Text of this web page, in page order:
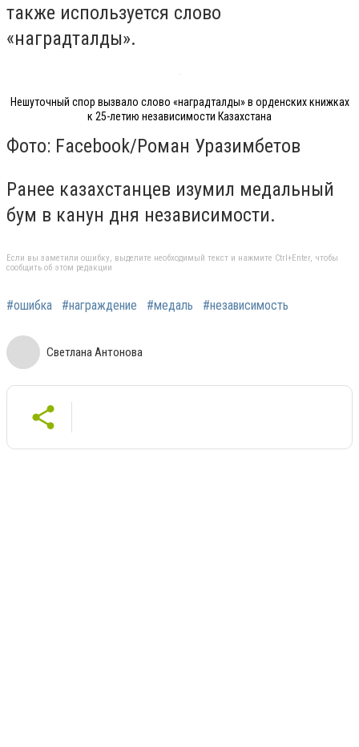
также используется слово
«наградталды».
Нешуточный спор вызвало слово «наградталды» в орденских книжках
к 25-летию независимости Казахстана
Фото: Facebook/Роман Уразимбетов
Ранее казахстанцев изумил медальный
бум в канун дня независимости.
Если вы заметили ошибку, выделите необходимый текст и нажмите Ctrl+Enter, чтобы
сообщить об этом редакции
#ошибка #награждение #медаль #независимость
Светлана Антонова